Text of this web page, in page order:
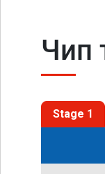
Чип
Stage 1